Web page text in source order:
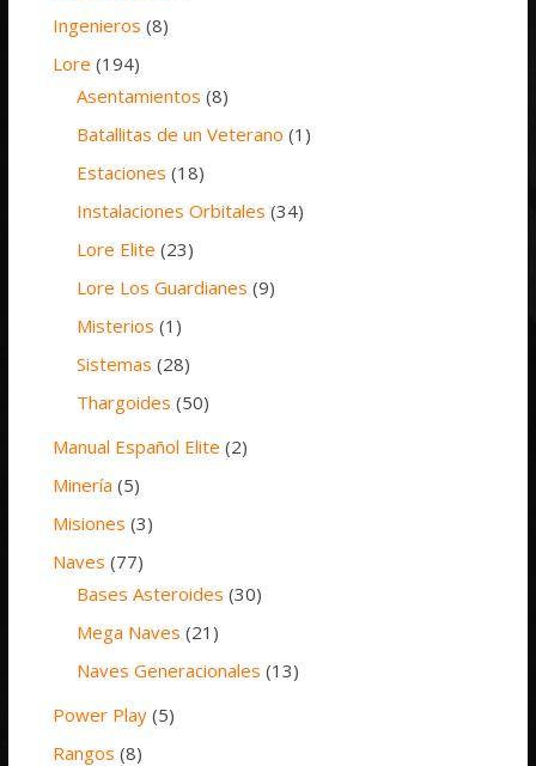
Ingenieros (8)
Lore (194)
Asentamientos (8)
Batallitas de un Veterano (1)
Estaciones (18)
Instalaciones Orbitales (34)
Lore Elite (23)
Lore Los Guardianes (9)
Misterios (1)
Sistemas (28)
Thargoides (50)
Manual Español Elite (2)
Minería (5)
Misiones (3)
Naves (77)
Bases Asteroides (30)
Mega Naves (21)
Naves Generacionales (13)
Power Play (5)
Rangos (8)